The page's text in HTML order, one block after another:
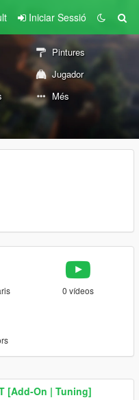
Iniciar Sessió
Pintures
Jugador
Més
0 vídeos
[Add-On | Tuning]